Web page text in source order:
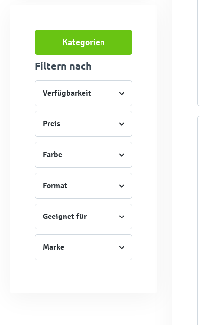
Kategorien
Filtern nach
Verfügbarkeit
Preis
Farbe
Format
Geeignet für
Marke